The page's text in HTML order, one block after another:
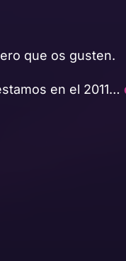
que os gusten.
en el 2011…